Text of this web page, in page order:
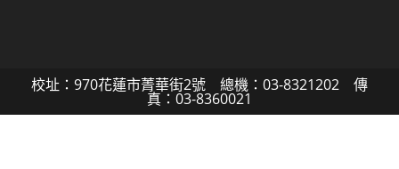
校址：970花蓮市菁華街2號 總機：03-8321202 傳
真：03-8360021